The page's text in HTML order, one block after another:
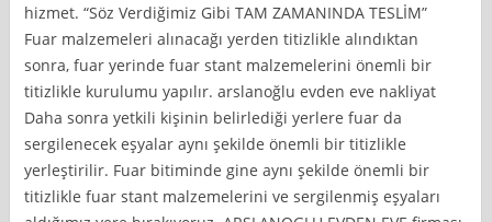
hizmet. “Söz Verdiğimiz Gibi TAM ZAMANINDA TESLİM”
Fuar malzemeleri alınacağı yerden titizlikle alındıktan
sonra, fuar yerinde fuar stant malzemelerini önemli bir
titizlikle kurulumu yapılır. arslanoğlu evden eve nakliyat
Daha sonra yetkili kişinin belirlediği yerlere fuar da
sergilenecek eşyalar aynı şekilde önemli bir titizlikle
yerleştirilir. Fuar bitiminde gine aynı şekilde önemli bir
titizlikle fuar stant malzemelerini ve sergilenmiş eşyaları